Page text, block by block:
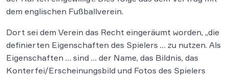
dem englischen Fußballverein.
Dort sei dem Verein das Recht eingeräumt worden, „die
definierten Eigenschaften des Spielers … zu nutzen. Als
Eigenschaften … sind … der Name, das Bildnis, das
Konterfei/Erscheinungsbild und Fotos des Spielers